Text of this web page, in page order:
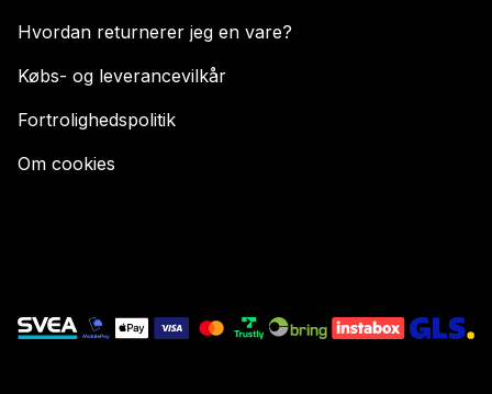
Hvordan returnerer jeg en vare?
Købs- og leverancevilkår
Fortrolighedspolitik
Om cookies